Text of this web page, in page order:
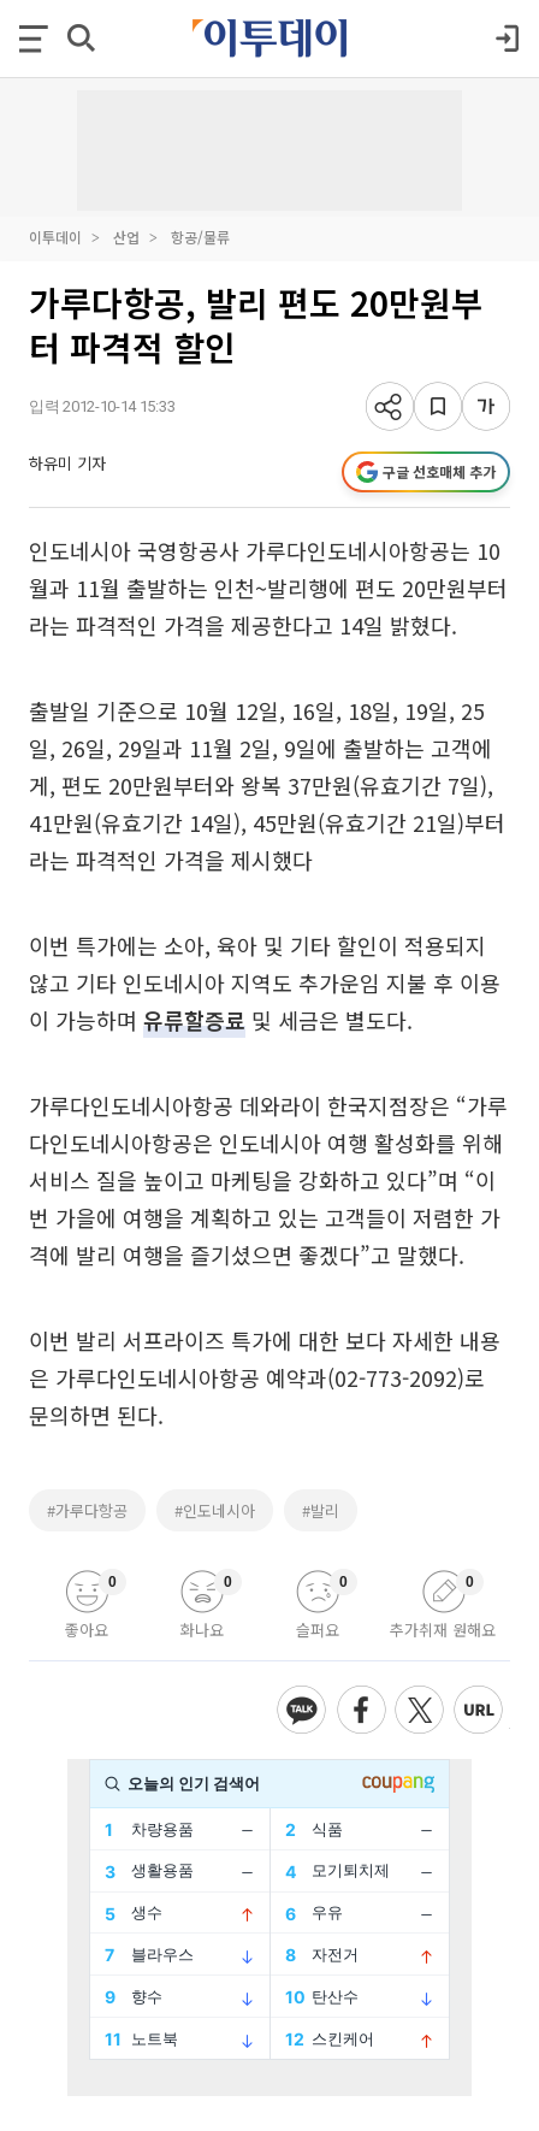
이투데이 산업 항공/물류
가루다항공, 발리 편도 20만원부
터 파격적 할인
입력 2012-10-14 15:33
하유미 기자 구글 선호매체 추가
인도네시아 국영항공사 가루다인도네시아항공는 10
월과 11월 출발하는 인천~발리행에 편도 20만원부터
라는 파격적인 가격을 제공한다고 14일 밝혔다.
출발일 기준으로 10월 12일, 16일, 18일, 19일, 25
일, 26일, 29일과 11월 2일, 9일에 출발하는 고객에
게, 편도 20만원부터와 왕복 37만원(유효기간 7일),
41만원(유효기간 14일), 45만원(유효기간 21일)부터
라는 파격적인 가격을 제시했다
이번 특가에는 소아, 육아 및 기타 할인이 적용되지
않고 기타 인도네시아 지역도 추가운임 지불 후 이용
이 가능하며 유류할증료 및 세금은 별도다.
가루다인도네시아항공 데와라이 한국지점장은 “가루
다인도네시아항공은 인도네시아 여행 활성화를 위해
서비스 질을 높이고 마케팅을 강화하고 있다”며 “이
번 가을에 여행을 계획하고 있는 고객들이 저렴한 가
격에 발리 여행을 즐기셨으면 좋겠다”고 말했다.
이번 발리 서프라이즈 특가에 대한 보다 자세한 내용
은 가루다인도네시아항공 예약과(02-773-2092)로
문의하면 된다.
#가루다항공 #인도네시아 #발리
좋아요
0
화나요
0
슬퍼요
0
추가취재 원해요
0